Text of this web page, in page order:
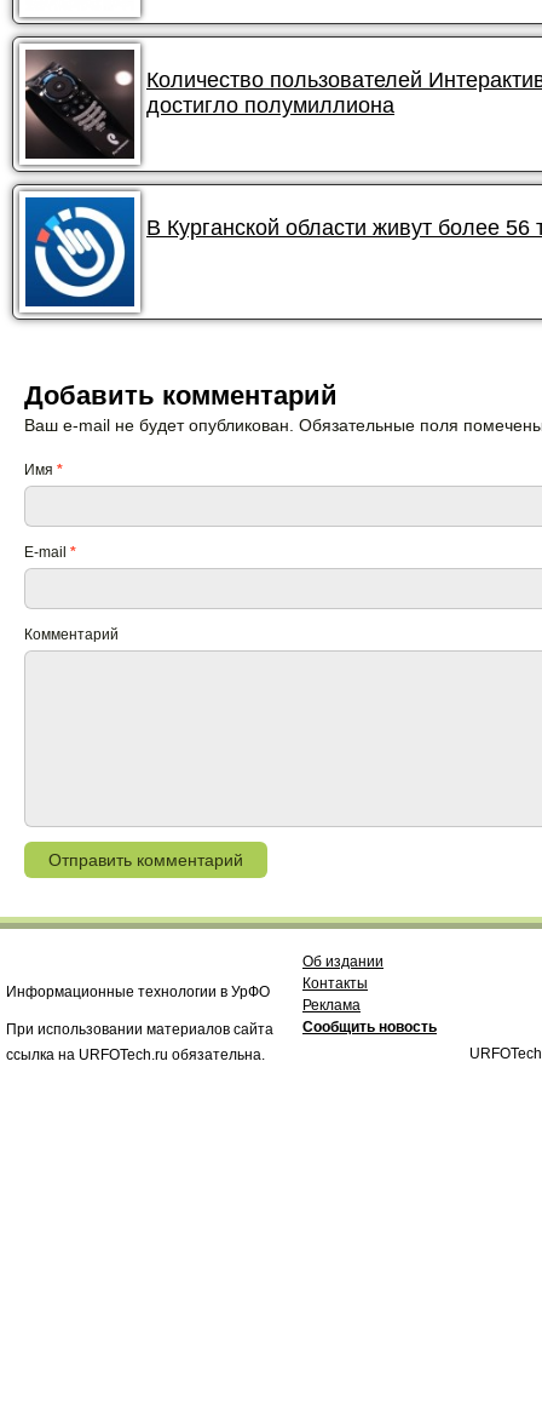
Количество пользователей
достигло полумиллиона
В Курганской области живут более
Добавить комментарий
Ваш e-mail не будет опубликован. Обязательные поля
Имя *
E-mail *
Комментарий
Информационные технологии в УрФО
При использовании материалов сайта
ссылка на URFOTech.ru обязательна.
Об издании
Контакты
Реклама
Сообщить новость